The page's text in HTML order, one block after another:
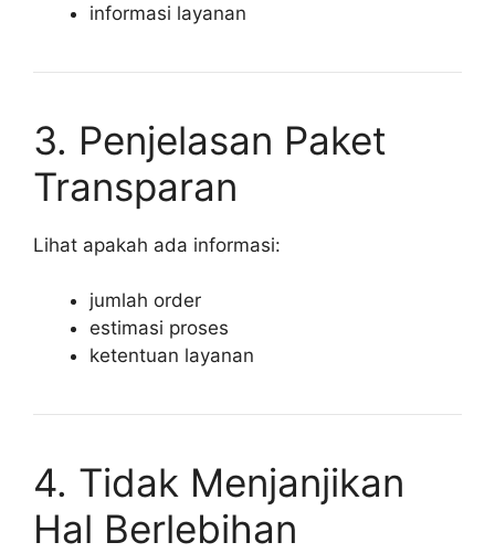
informasi layanan
3. Penjelasan Paket
Transparan
Lihat apakah ada informasi:
jumlah order
estimasi proses
ketentuan layanan
4. Tidak Menjanjikan
Hal Berlebihan